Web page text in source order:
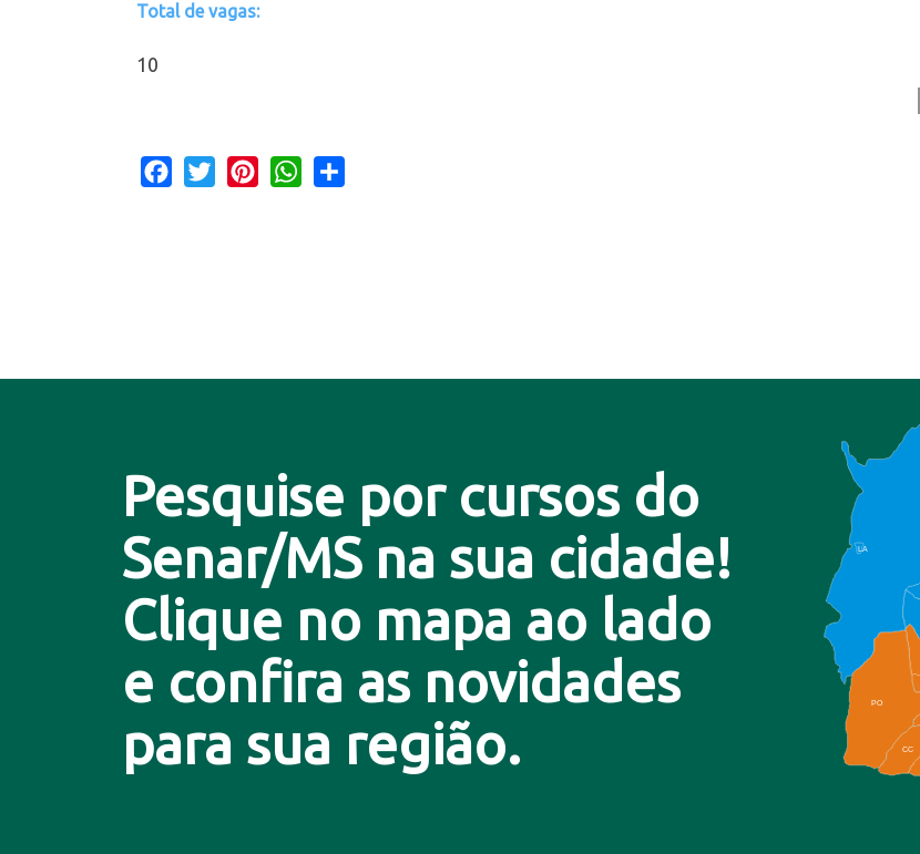
Total de vagas:
10
Facebook
Twitter PinterestWhatsApp
Pesquise por cursos do
Senar/MS na sua cidade!
Clique no mapa ao lado
e confira as novidades
para sua região.
PO
CC
LA